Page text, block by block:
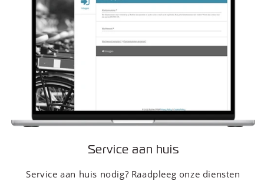
Service aan huis
Service aan huis nodig? Raadpleeg onze diensten